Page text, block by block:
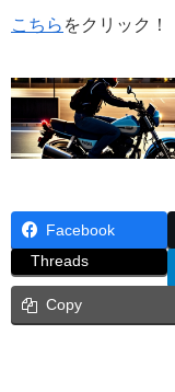
こちら をクリック！
Facebook
Threads
Copy